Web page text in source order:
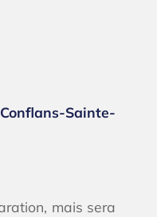
Sainte-
mais sera